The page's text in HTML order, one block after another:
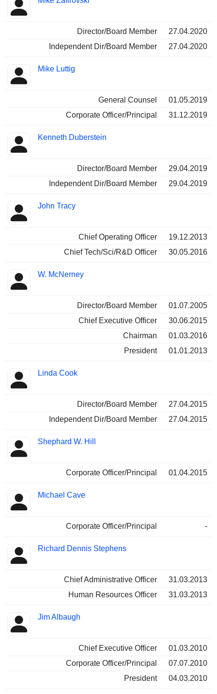
Director/Board Member
27.04.2020
Independent Dir/Board Member
27.04.2020
Mike Luttig
General Counsel
01.05.2019
Corporate Officer/Principal
31.12.2019
Kenneth Duberstein
Director/Board Member
29.04.2019
Independent Dir/Board Member
29.04.2019
John Tracy
Chief Operating Officer
19.12.2013
Chief Tech/Sci/R&D Officer
30.05.2016
W. McNerney
Director/Board Member
01.07.2005
Chief Executive Officer
30.06.2015
Chairman
01.03.2016
President
01.01.2013
Linda Cook
Director/Board Member
27.04.2015
Independent Dir/Board Member
27.04.2015
Shephard W. Hill
Corporate Officer/Principal 01.04.2015
Michael Cave
Corporate Officer/Principal -
Richard Dennis Stephens
Chief Administrative Officer
31.03.2013
Human Resources Officer
31.03.2013
Jim Albaugh
Chief Executive Officer
01.03.2010
Corporate Officer/Principal
07.07.2010
President
04.03.2010